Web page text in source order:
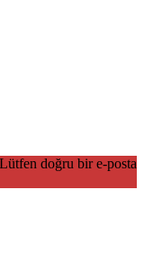
doğru bir e-posta